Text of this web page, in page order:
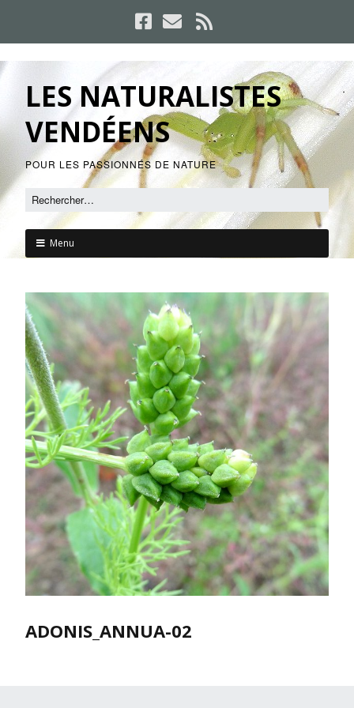
LES NATURALISTES
VENDÉENS
POUR LES PASSIONNÉS DE NATURE
Menu
ADONIS_ANNUA-02